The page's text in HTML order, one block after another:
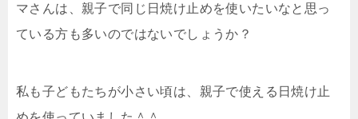
マさんは、親子で同じ日焼け止めを使いたいなと思っ
ている方も多いのではないでしょうか？
私も子どもたちが小さい頃は、親子で使える日焼け止